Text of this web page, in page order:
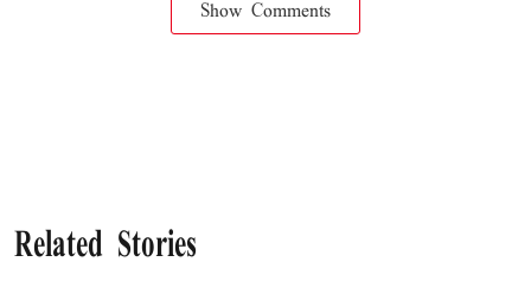
Show Comments
Related Stories